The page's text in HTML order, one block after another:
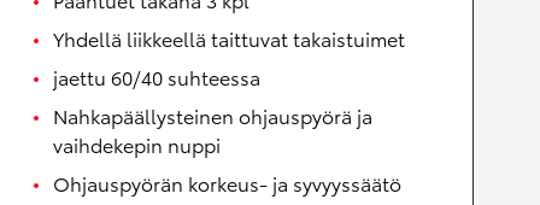
Yhdellä liikkeellä taittuvat takaistuimet
jaettu 60/40 suhteessa
Nahkapäällysteinen ohjauspyörä ja
vaihdekepin nuppi
Ohjauspyörän korkeus- ja syvyyssäätö